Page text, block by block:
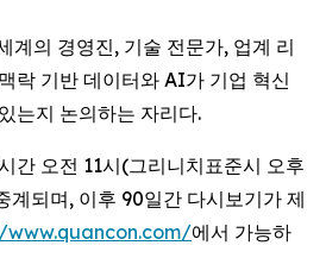
계의 경영진, 기술 전문가, 업계 리
락 기반 데이터와 AI가 기업 혁신
는지 논의하는 자리다.
간 오전 11시(그리니치표준시 오후
계되며, 이후 90일간 다시보기가 제
에서 가능하